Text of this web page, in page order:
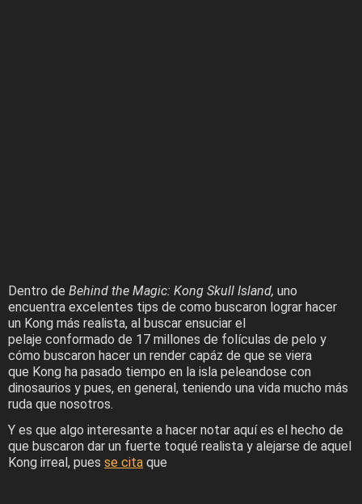
Dentro de Behind the Magic: Kong Skull Island, uno
encuentra excelentes tips de como buscaron lograr hacer
un Kong más realista, al buscar ensuciar el
pelaje conformado de 17 millones de folículas de pelo y
cómo buscaron hacer un render capáz de que se viera
que Kong ha pasado tiempo en la isla peleandose con
dinosaurios y pues, en general, teniendo una vida mucho más
ruda que nosotros.
Y es que algo interesante a hacer notar aquí es el hecho de
que buscaron dar un fuerte toqué realista y alejarse de aquel
Kong irreal, pues se cita que